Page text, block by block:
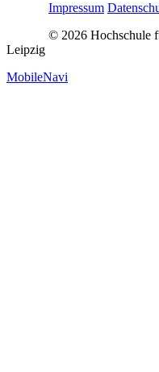
Impressum
© 2026 Hochschule
Leipzig
MobileNavi